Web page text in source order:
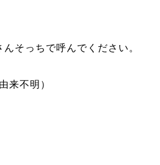
そっちで呼んでください。
由来不明）